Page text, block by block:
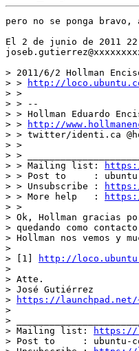
pero no se ponga
El 2 de junio de 2011
> 2011/6/2 Hollman
> >
http://
> >
> > --
> > Hollman Eduardo
> >
http://
> > twitter/identi.ca
> >
> >
> > Mailing list:
> > Post to     : ubuntu-
> > Unsubscribe :
> > More help   :
> >
> Ok, Hollman gracias
> quedando como
> Hollman nos vemos y
>
> [1]
http://
>
> Atte.
> José Gutiérrez
>
https://launchpad.net/
>
>
> Mailing list:
https://
> Post to     : ubuntu-